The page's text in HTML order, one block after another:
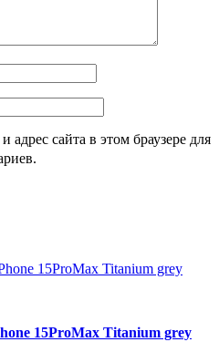
адрес сайта в этом браузере для
15ProMax Titanium grey